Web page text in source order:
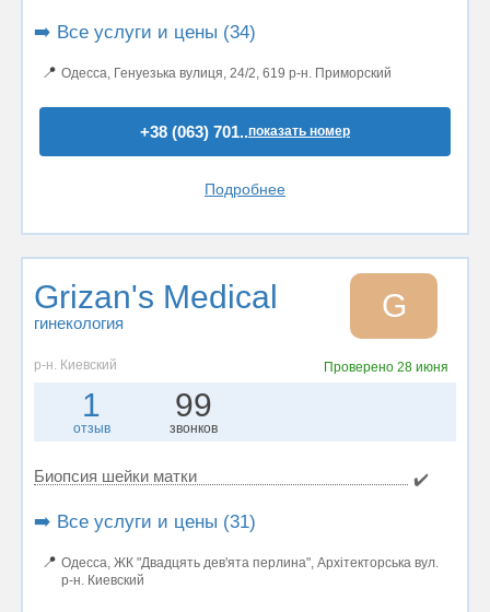
➡️ Все услуги и цены (34)
📍 Одесса, Генуезька вулиця, 24/2, 619 р-н. Приморский
+38 (063) 701..показать номер
Подробнее
Grizan's Medical
гинекология G
р-н. Киевский Проверено 28 июня
1
отзыв
99
звонков
Биопсия шейки матки ✔️
➡️ Все услуги и цены (31)
📍 Одесса, ЖК "Двадцять дев'ята перлина", Архітекторська вул.
р-н. Киевский